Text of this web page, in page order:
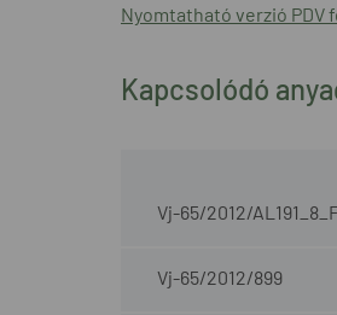
Nyomtatható verzió PDV
Kapcsolódó
Vj-65/2012/
Vj-65/2012/899